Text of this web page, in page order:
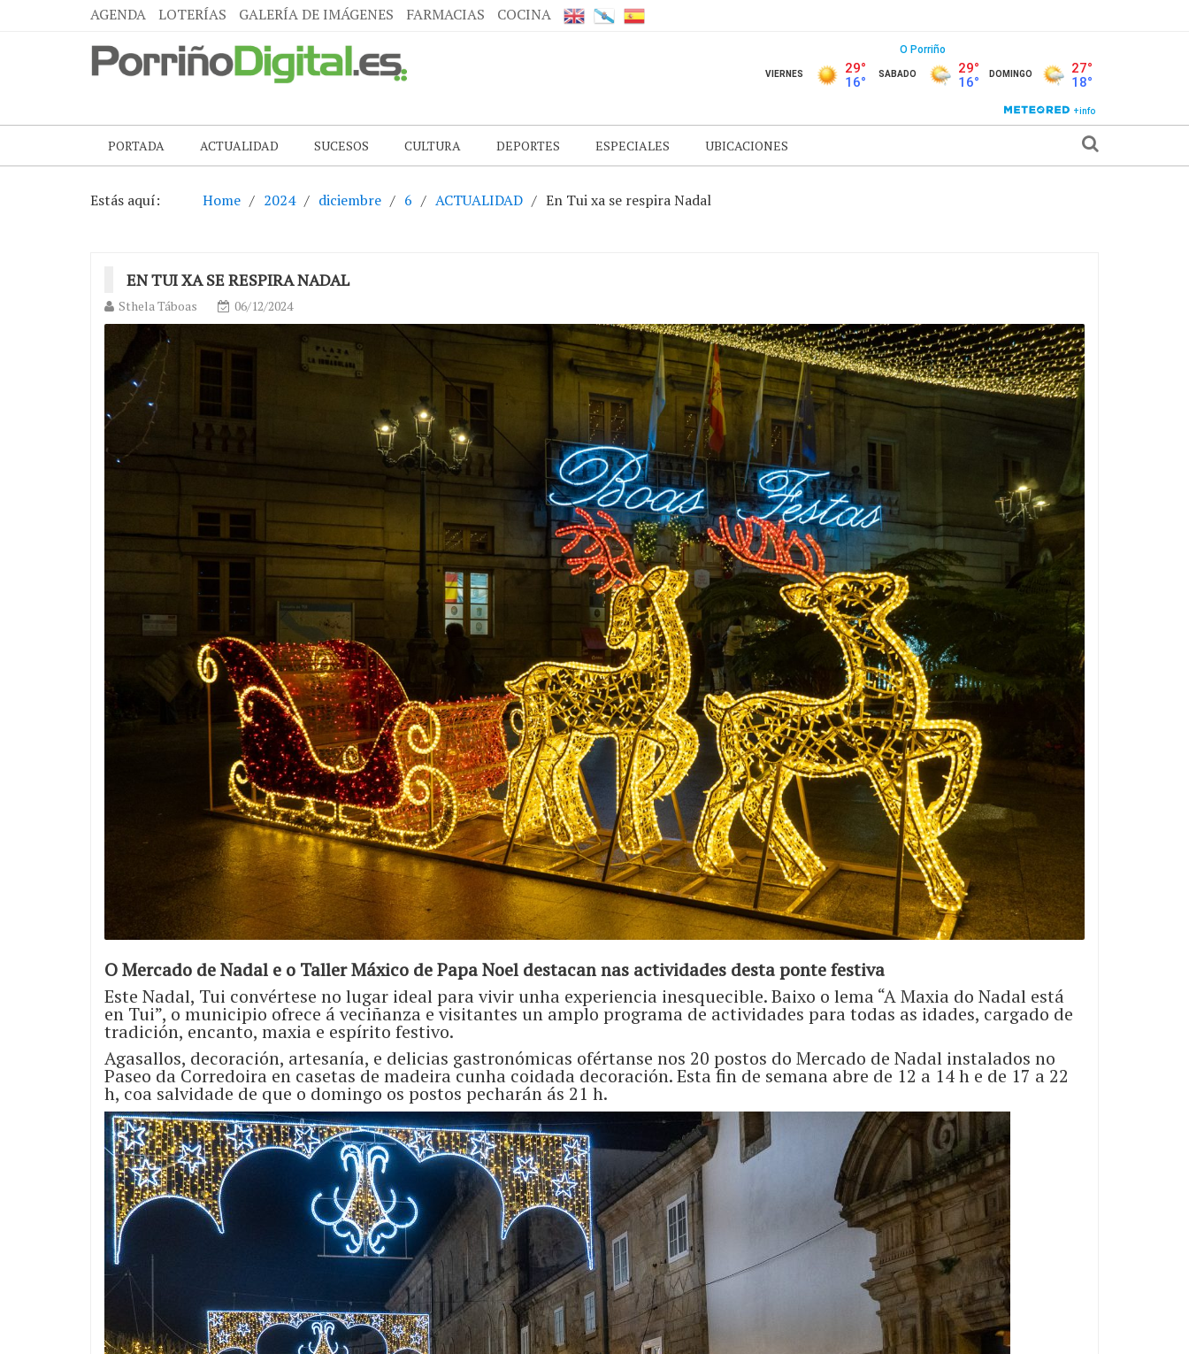
AGENDA LOTERÍAS GALERÍA DE IMÁGENES FARMACIAS COCINA
PORTADA ACTUALIDAD SUCESOS CULTURA DEPORTES ESPECIALES UBICACIONES
Estás aquí: Home 2024 diciembre 6 ACTUALIDAD En Tui xa se respira Nadal
EN TUI XA SE RESPIRA NADAL
Sthela Táboas 06/12/2024
O Mercado de Nadal e o Taller Máxico de Papa Noel destacan nas actividades desta ponte festiva
Este Nadal, Tui convértese no lugar ideal para vivir unha experiencia inesquecible. Baixo o lema “A Maxia do Nadal está
en Tui”, o municipio ofrece á veciñanza e visitantes un amplo programa de actividades para todas as idades, cargado de
tradición, encanto, maxia e espírito festivo.
Agasallos, decoración, artesanía, e delicias gastronómicas ofértanse nos 20 postos do Mercado de Nadal instalados no
Paseo da Corredoira en casetas de madeira cunha coidada decoración. Esta fin de semana abre de 12 a 14 h e de 17 a 22
h, coa salvidade de que o domingo os postos pecharán ás 21 h.